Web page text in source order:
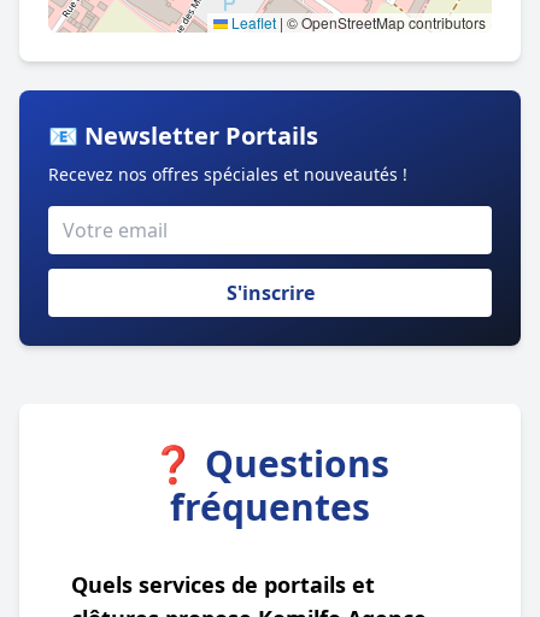
Leaflet | © OpenStreetMap contributors
📧 Newsletter Portails
Recevez nos offres spéciales et nouveautés !
S'inscrire
❓ Questions
fréquentes
Quels services de portails et